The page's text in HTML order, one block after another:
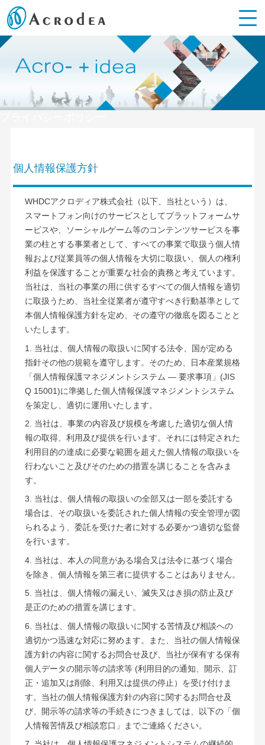
個人情報保護方針
WHDCアクロディア株式会社（以下、当社という）は、
スマートフォン向けのサービスとしてプラットフォームサ
ービスや、ソーシャルゲーム等のコンテンツサービスを事
業の柱とする事業者として、すべての事業で取扱う個人情
報および従業員等の個人情報を大切に取扱い、個人の権利
利益を保護することが重要な社会的責務と考えています。
当社は、当社の事業の用に供するすべての個人情報を適切
に取扱うため、当社全従業者が遵守すべき行動基準として
本個人情報保護方針を定め、その遵守の徹底を図ることと
いたします。
1. 当社は、個人情報の取扱いに関する法令、国が定める
指針その他の規範を遵守します。そのため、日本産業規格
「個人情報保護マネジメントシステム — 要求事項」(JIS
Q 15001)に準拠した個人情報保護マネジメントシステム
を策定し、適切に運用いたします。
2. 当社は、事業の内容及び規模を考慮した適切な個人情
報の取得、利用及び提供を行います。それには特定された
利用目的の達成に必要な範囲を超えた個人情報の取扱いを
行わないこと及びそのための措置を講じることを含みま
す。
3. 当社は、個人情報の取扱いの全部又は一部を委託する
場合は、その取扱いを委託された個人情報の安全管理が図
られるよう、委託を受けた者に対する必要かつ適切な監督
を行います。
4. 当社は、本人の同意がある場合又は法令に基づく場合
を除き、個人情報を第三者に提供することはありません。
5. 当社は、個人情報の漏えい、滅失又はき損の防止及び
是正のための措置を講じます。
6. 当社は、個人情報の取扱いに関する苦情及び相談への
適切かつ迅速な対応に努めます。また、当社の個人情報保
護方針の内容に関するお問合せ及び、当社が保有する保有
個人データの開示等の請求等 (利用目的の通知、開示、訂
正・追加又は削除、利用又は提供の停止）を受け付けま
す。当社の個人情報保護方針の内容に関するお問合せ及
び、開示等の請求等の手続きにつきましては、以下の「個
人情報苦情及び相談窓口」までご連絡ください。